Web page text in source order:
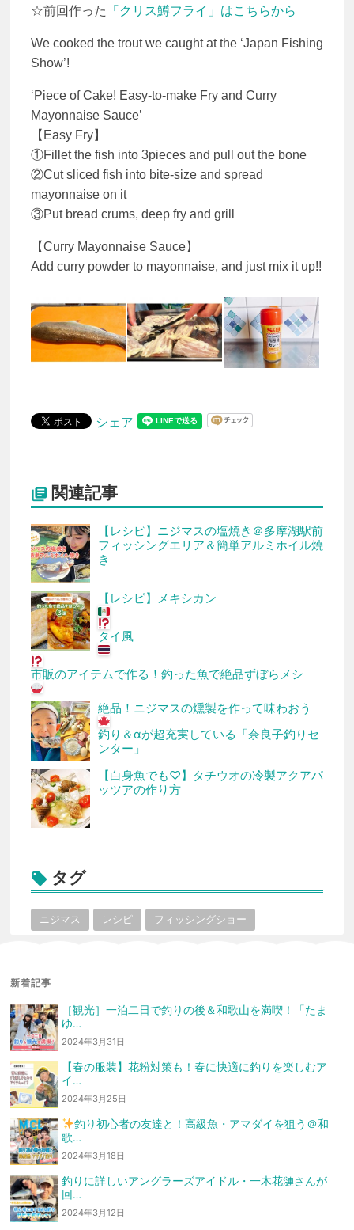
☆前回作った
「クリス鱒フライ」はこちらから
We cooked the trout we caught at the ‘Japan Fishing
Show’!
‘Piece of Cake! Easy-to-make Fry and Curry
Mayonnaise Sauce’
【Easy Fry】
①Fillet the fish into 3pieces and pull out the bone
②Cut sliced fish into bite-size and spread
mayonnaise on it
③Put bread crums, deep fry and grill
【Curry Mayonnaise Sauce】
Add curry powder to mayonnaise, and just mix it up!!
シェア
 関連記事
【レシピ】ニジマスの塩焼き＠多摩湖駅前
フィッシングエリア＆簡単アルミホイル焼
き
【レシピ】メキシカン
タイ風
市販のアイテムで作る！釣った魚で絶品ずぼらメシ
絶品！ニジマスの燻製を作って味わおう
釣り＆αが超充実している「奈良子釣りセ
ンター」
【白身魚でも♡】タチウオの冷製アクアパ
ッツアの作り方
 タグ
ニジマス レシピ フィッシングショー
新着記事
［観光］一泊二日で釣りの後＆和歌山を満喫！「たま
ゆ…
2024年3月31日
【春の服装】花粉対策も！春に快適に釣りを楽しむア
イ…
2024年3月25日
釣り初心者の友達と！高級魚・アマダイを狙う ＠和
歌…
2024年3月18日
釣りに詳しいアングラーズアイドル・一木花漣さんが
回…
2024年3月12日